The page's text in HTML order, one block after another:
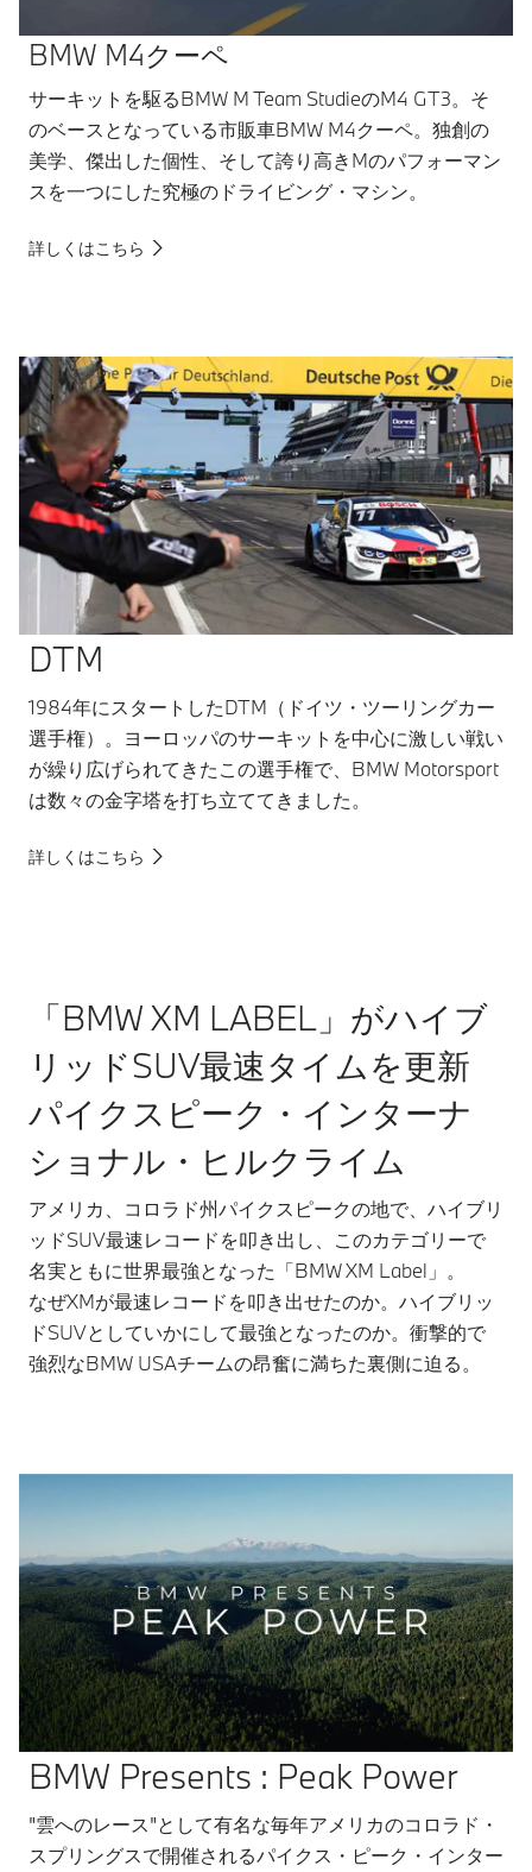
BMW M4クーペ
サーキットを駆るBMW M Team StudieのM4 GT3。そ
のベースとなっている市販車BMW M4クーペ。独創の
美学、傑出した個性、そして誇り高きMのパフォーマン
スを一つにした究極のドライビング・マシン。
詳しくはこちら
DTM
1984年にスタートしたDTM（ドイツ・ツーリングカー
選手権）。ヨーロッパのサーキットを中心に激しい戦い
が繰り広げられてきたこの選手権で、BMW Motorsport
は数々の金字塔を打ち立ててきました。
詳しくはこちら
「BMW XM LABEL」がハイブ
リッドSUV最速タイムを更新
パイクスピーク・インターナ
ショナル・ヒルクライム
アメリカ、コロラド州パイクスピークの地で、ハイブリ
ッドSUV最速レコードを叩き出し、このカテゴリーで
名実ともに世界最強となった「BMW XM Label」。
なぜXMが最速レコードを叩き出せたのか。ハイブリッ
ドSUVとしていかにして最強となったのか。衝撃的で
強烈なBMW USAチームの昂奮に満ちた裏側に迫る。
BMW Presents : Peak Power
"雲へのレース"として有名な毎年アメリカのコロラド・
スプリングスで開催されるパイクス・ピーク・インター